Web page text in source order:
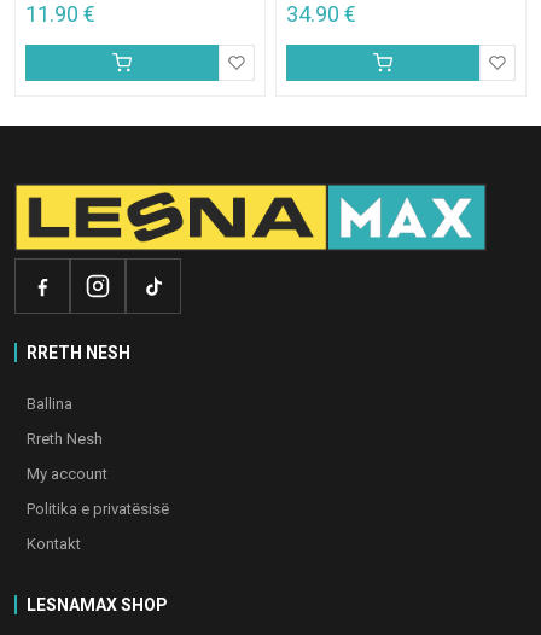
11.90 € 34.90 €
RRETH NESH
Ballina
Rreth Nesh
My account
Politika e privatësisë
Kontakt
LESNAMAX SHOP